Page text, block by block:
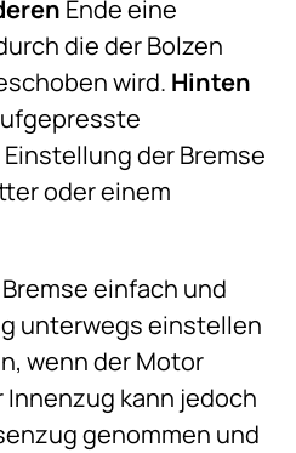
Ende eine
die der Bolzen
wird. Hinten
der Bremse
oder einem
einfach und
unterwegs einstellen
wenn der Motor
kann jedoch
genommen und